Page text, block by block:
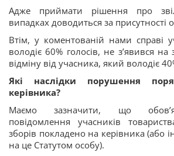
Адже приймати рішення про
випадках доводиться за присутності
Втім, у коментованій нами справі
володіє 60% голосів, не з’явився на
відміну від учасника, який володіє
Які наслідки порушення
керівника?
Маємо зазначити, що
повідомлення учасників
зборів покладено на керівника (або
на це Статутом особу).